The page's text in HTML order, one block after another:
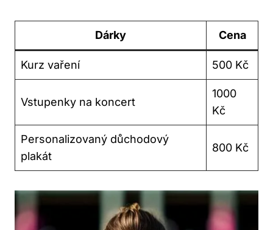
Dárky Cena
Kurz vaření 500 Kč
Vstupenky na koncert
1000
Kč
Personalizovaný důchodový
plakát
800 Kč